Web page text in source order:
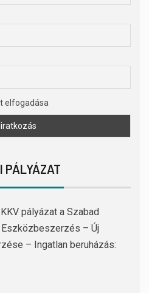
elfogadása
PÁLYÁZAT
pályázat a Szabad
– Új
– Ingatlan beruházás: